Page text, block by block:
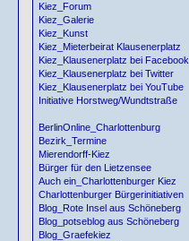
Kiez_Forum
Kiez_Galerie
Kiez_Kunst
Kiez_Mieterbeirat Klausenerplatz
Kiez_Klausenerplatz bei Facebook
Kiez_Klausenerplatz bei Twitter
Kiez_Klausenerplatz bei YouTube
Initiative Horstweg/Wundtstraße
BerlinOnline_Charlottenburg
Bezirk_Termine
Mierendorff-Kiez
Bürger für den Lietzensee
Auch ein_Charlottenburger Kiez
Charlottenburger Bürgerinitiativen
Blog_Rote Insel aus Schöneberg
Blog_potseblog aus Schöneberg
Blog_Graefekiez